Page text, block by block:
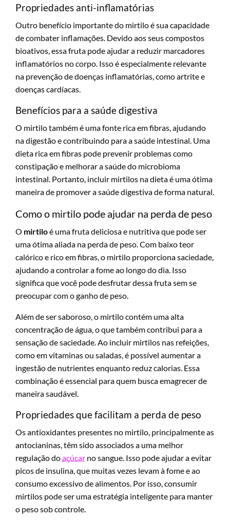
Propriedades anti-inflamatórias
Outro benefício importante do mirtilo é sua capacidade
de combater inflamações. Devido aos seus compostos
bioativos, essa fruta pode ajudar a reduzir marcadores
inflamatórios no corpo. Isso é especialmente relevante
na prevenção de doenças inflamatórias, como artrite e
doenças cardíacas.
Benefícios para a saúde digestiva
O mirtilo também é uma fonte rica em fibras, ajudando
na digestão e contribuindo para a saúde intestinal. Uma
dieta rica em fibras pode prevenir problemas como
constipação e melhorar a saúde do microbioma
intestinal. Portanto, incluir mirtilos na dieta é uma ótima
maneira de promover a saúde digestiva de forma natural.
Como o mirtilo pode ajudar na perda de peso
O mirtiloé uma fruta deliciosa e nutritiva que pode ser
uma ótima aliada na perda de peso. Com baixo teor
calórico e rico em fibras, o mirtilo proporciona saciedade,
ajudando a controlar a fome ao longo do dia. Isso
significa que você pode desfrutar dessa fruta sem se
preocupar com o ganho de peso.
Além de ser saboroso, o mirtilo contém uma alta
concentração de água, o que também contribui para a
sensação de saciedade. Ao incluir mirtilos nas refeições,
como em vitaminas ou saladas, é possível aumentar a
ingestão de nutrientes enquanto reduz calorias. Essa
combinação é essencial para quem busca emagrecer de
maneira saudável.
Propriedades que facilitam a perda de peso
Os antioxidantes presentes no mirtilo, principalmente as
antocianinas, têm sido associados a uma melhor
regulação doaçúcar no sangue. Isso pode ajudar a evitar
picos de insulina, que muitas vezes levam à fome e ao
consumo excessivo de alimentos. Por isso, consumir
mirtilos pode ser uma estratégia inteligente para manter
o peso sob controle.